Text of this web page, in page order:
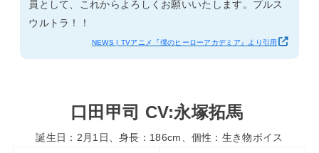
員として、これからよろしくお願いいたします。プルス
ウルトラ！！
NEWS | TVアニメ『僕のヒーローアカデミア』より引用
口田甲司 CV:永塚拓馬
誕生日：2月1日、身長：186cm、個性：生き物ボイス